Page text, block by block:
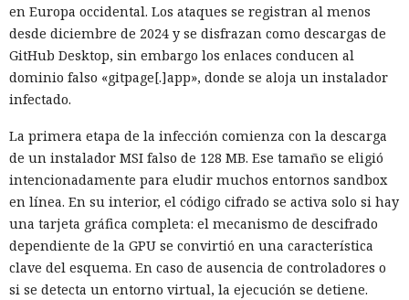
en Europa occidental. Los ataques se registran al menos
desde diciembre de 2024 y se disfrazan como descargas de
GitHub Desktop, sin embargo los enlaces conducen al
dominio falso «gitpage[.]app», donde se aloja un instalador
infectado.
La primera etapa de la infección comienza con la descarga
de un instalador MSI falso de 128 MB. Ese tamaño se eligió
intencionadamente para eludir muchos entornos sandbox
en línea. En su interior, el código cifrado se activa solo si hay
una tarjeta gráfica completa: el mecanismo de descifrado
dependiente de la GPU se convirtió en una característica
clave del esquema. En caso de ausencia de controladores o
si se detecta un entorno virtual, la ejecución se detiene.